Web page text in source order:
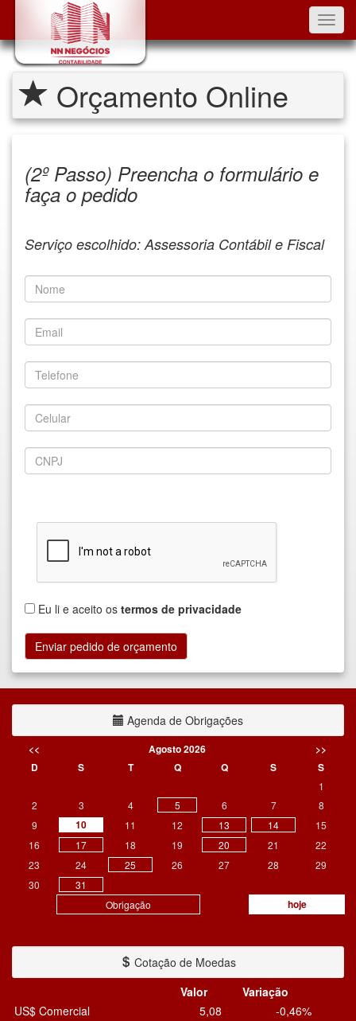
Orçamento Online
(2º Passo) Preencha o formulário e
faça o pedido
Serviço escolhido: Assessoria Contábil e Fiscal
Eu li e aceito os termos de privacidade
Agenda de Obrigações
<< Agosto 2026
>>
D
S T Q Q S S
Obrigação hoje
1
2
3 4 5 6 7
8
9
10 11 12 13 14
15
16
17 18 19 20 21
22
23
24 25 26 27 28
29
30
31
Cotação de Moedas
Valor
Variação
US$ Comercial 5,08
-0,46%